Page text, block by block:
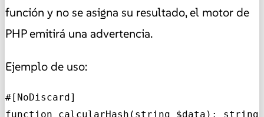
función y no se asigna su resultado, el motor de
PHP emitirá una advertencia.
Ejemplo de uso:
#[NoDiscard]
function calcularHash(string $data): string